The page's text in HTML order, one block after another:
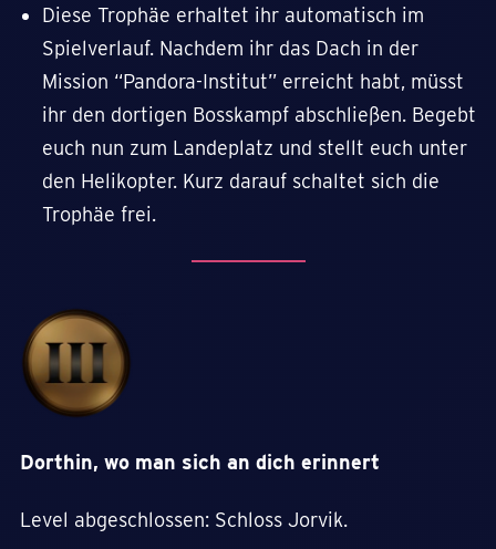
Diese Trophäe erhaltet ihr automatisch im
Spielverlauf. Nachdem ihr das Dach in der
Mission “Pandora-Institut” erreicht habt, müsst
ihr den dortigen Bosskampf abschließen. Begebt
euch nun zum Landeplatz und stellt euch unter
den Helikopter. Kurz darauf schaltet sich die
Trophäe frei.
Dorthin, wo man sich an dich erinnert
Level abgeschlossen: Schloss Jorvik.